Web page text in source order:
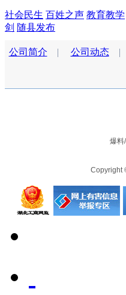
社会民生 百姓之声 教育教学
剑 随县发布
公司简介 | 公司动态
爆料
Copyright